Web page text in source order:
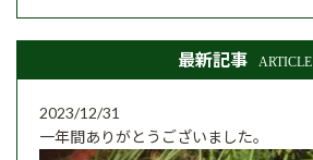
最新記事 ARTICLE
2023/12/31
一年間ありがとうございました。